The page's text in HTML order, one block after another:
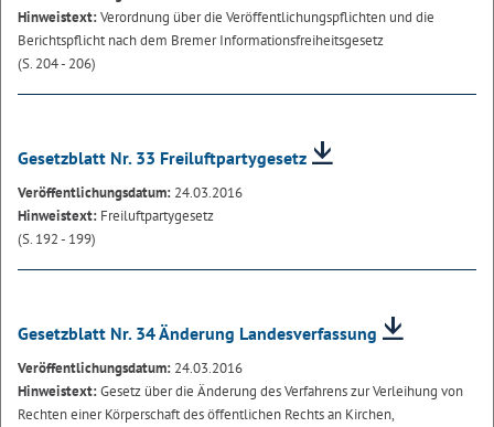
Hinweistext:Verordnung über die Veröffentlichungspflichten und die
Berichtspflicht nach dem Bremer Informationsfreiheitsgesetz
(S. 204 - 206)
Gesetzblatt Nr. 33 Freiluftpartygesetz
Veröffentlichungsdatum: 24.03.2016
Hinweistext: Freiluftpartygesetz
(S. 192 - 199)
Gesetzblatt Nr. 34 Änderung Landesverfassung
Veröffentlichungsdatum: 24.03.2016
Hinweistext:Gesetz über die Änderung des Verfahrens zur Verleihung von
Rechten einer Körperschaft des öffentlichen Rechts an Kirchen,